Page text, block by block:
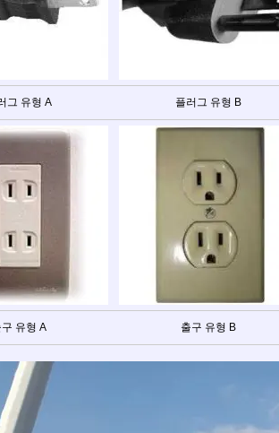
그 유형 A 플러그 유형 B
유형 A 출구 유형 B